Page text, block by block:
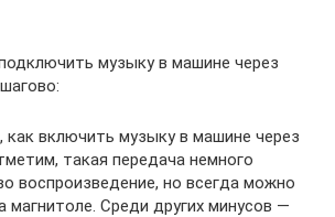
музыку в машине через
как включить музыку в машине через
такая передача немного
воспроизведение, но всегда можно
магнитоле. Среди других минусов —